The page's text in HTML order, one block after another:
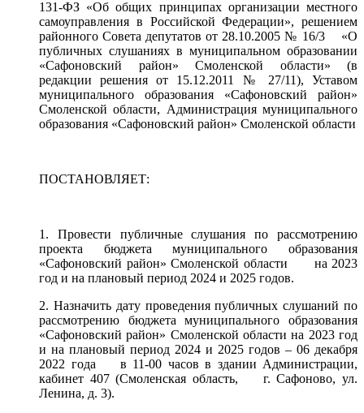
131-ФЗ «Об общих принципах организации местного
самоуправления в Российской Федерации», решением
районного Совета депутатов от 28.10.2005 № 16/3 «О
публичных слушаниях в муниципальном образовании
«Сафоновский район» Смоленской области» (в
редакции решения от 15.12.2011 № 27/11), Уставом
муниципального образования «Сафоновский район»
Смоленской области, Администрация муниципального
образования «Сафоновский район» Смоленской области
ПОСТАНОВЛЯЕТ:
1. Провести публичные слушания по рассмотрению
проекта бюджета муниципального образования
«Сафоновский район» Смоленской области на 2023
год и на плановый период 2024 и 2025 годов.
2. Назначить дату проведения публичных слушаний по
рассмотрению бюджета муниципального образования
«Сафоновский район» Смоленской области на 2023 год
и на плановый период 2024 и 2025 годов – 06 декабря
2022 года в 11-00 часов в здании Администрации,
кабинет 407 (Смоленская область, г. Сафоново, ул.
Ленина, д. 3).